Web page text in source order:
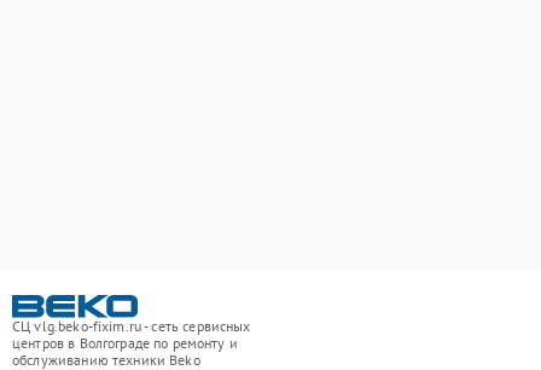
СЦ vlg.beko-fixim.ru - сеть сервисных
центров в Волгограде по ремонту и
обслуживанию техники Beko